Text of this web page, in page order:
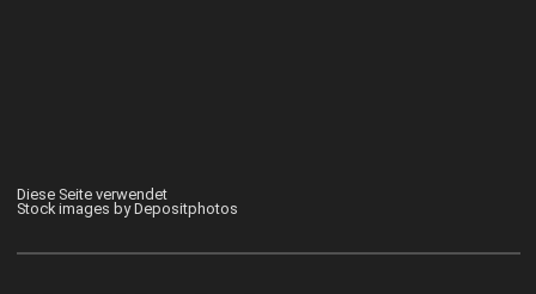
Diese Seite verwendet
Stock images by Depositphotos